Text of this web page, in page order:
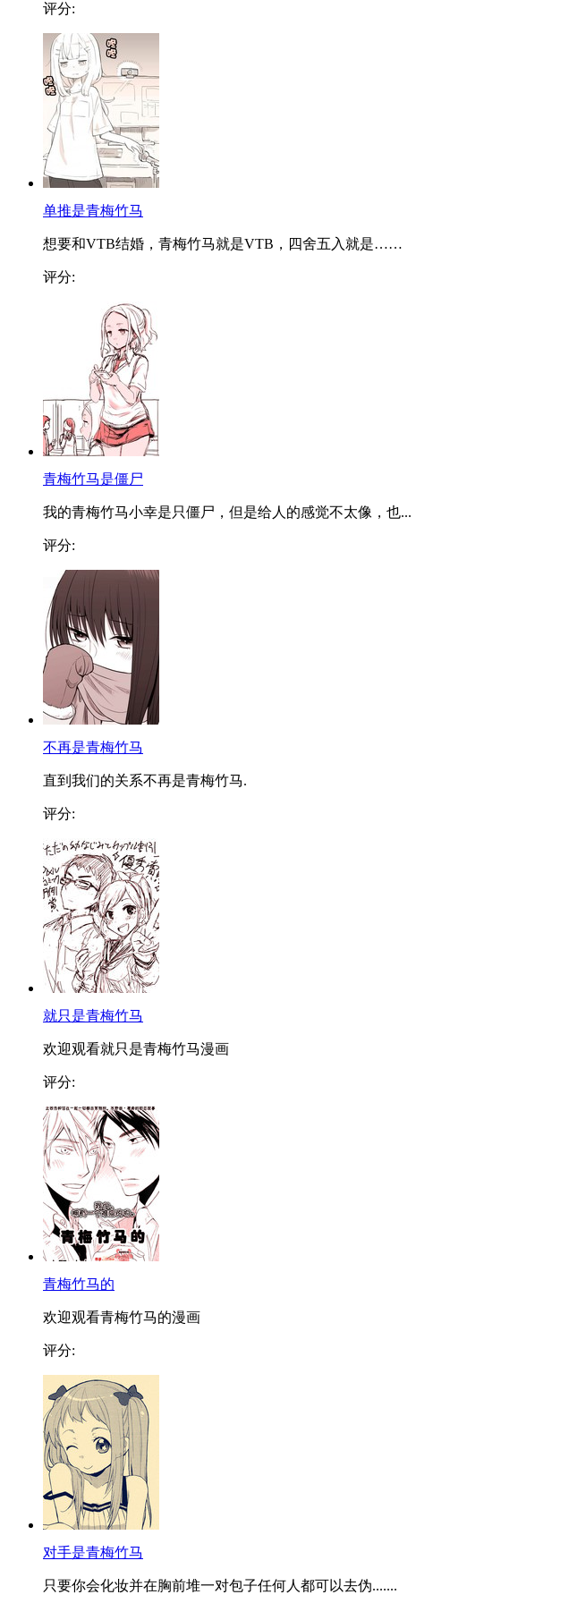
评分:
单推是青梅竹马
想要和VTB结婚，青梅竹马就是VTB，四舍五入就是……
评分:
青梅竹马是僵尸
我的青梅竹马小幸是只僵尸，但是给人的感觉不太像，也...
评分:
不再是青梅竹马
直到我们的关系不再是青梅竹马.
评分:
就只是青梅竹马
欢迎观看就只是青梅竹马漫画
评分:
青梅竹马的
欢迎观看青梅竹马的漫画
评分:
对手是青梅竹马
只要你会化妆并在胸前堆一对包子任何人都可以去伪.......